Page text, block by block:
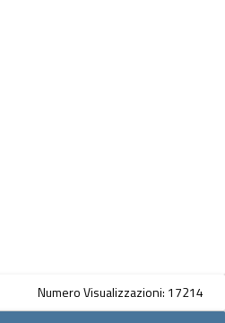
Numero Visualizzazioni: 17214